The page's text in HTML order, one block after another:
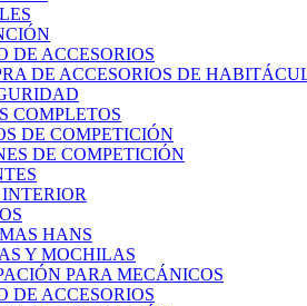
DE ACCESORIOS
DE ACCESORIOS DE
COMPLETOS
DE COMPETICIÓN
DE COMPETICIÓN
HANS
Y MOCHILAS
PARA MECÁNICOS
DE ACCESORIOS